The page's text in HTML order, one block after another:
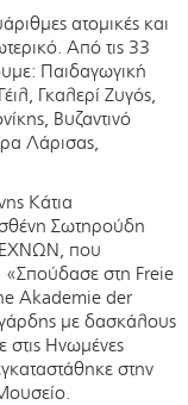
ατομικές και
Από τις 33
Παιδαγωγική
Γκαλερί Ζυγός,
Βυζαντινό
Λάρισας,
Κάτια
Σωτηρούδη
που
«Σπούδασε στη Freie
Akademie der
με δασκάλους
Ηνωμένες
στην